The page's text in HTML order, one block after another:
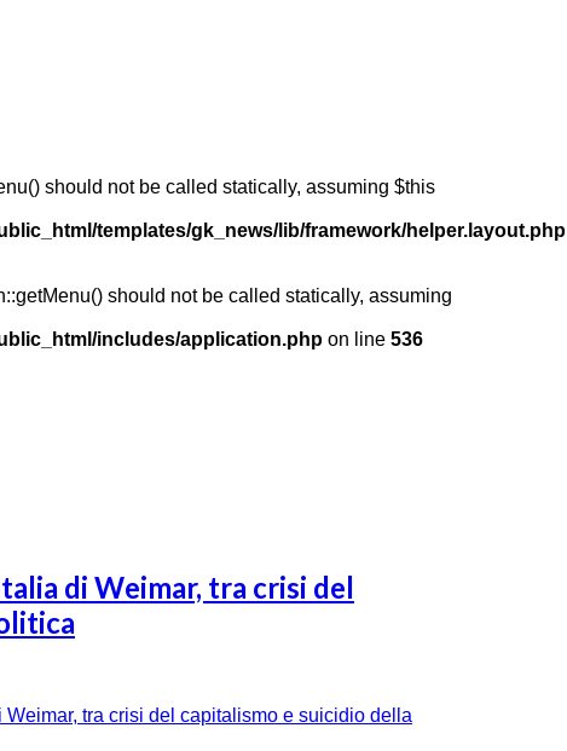
should not be called statically, assuming $this
templates/gk_news/lib/framework/helper.layout.php
should not be called statically, assuming
includes/application.php on line 536
di Weimar, tra crisi del